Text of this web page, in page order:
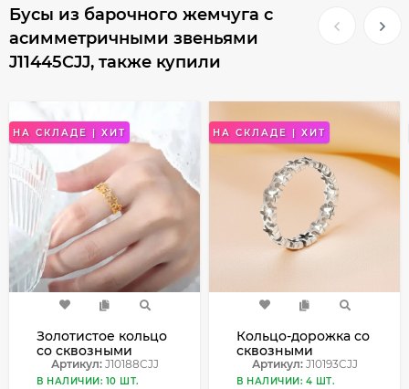
Бусы из барочного жемчуга с
асимметричными звеньями
J11445CJJ, также купили
НА СКЛАДЕ | ХИТ
Золотистое кольцо
со сквозными
звездочками по
всей окружности
Артикул:J10188CJJ
В НАЛИЧИИ: 10 ШТ.
НА СКЛАДЕ | ХИТ
Кольцо-дорожка со
сквозными
элементами в
форме звездочек
Артикул:J10193CJJ
В НАЛИЧИИ: 4 ШТ.